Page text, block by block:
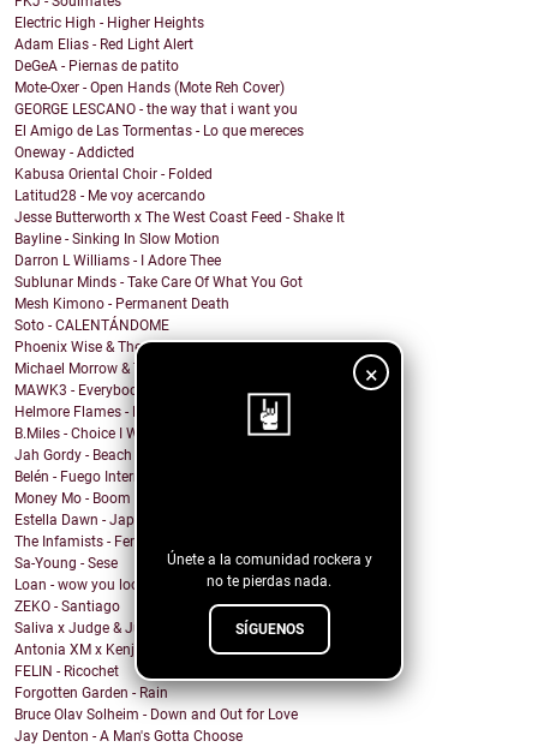
×
Únete a la comunidad rockera y
no te pierdas nada.
SÍGUENOS
Electric High - Higher Heights
Adam Elias - Red Light Alert
DeGeA - Piernas de patito
Mote-Oxer - Open Hands (Mote Reh Cover)
GEORGE LESCANO - the way that i want you
El Amigo de Las Tormentas - Lo que mereces
Oneway - Addicted
Kabusa Oriental Choir - Folded
Latitud28 - Me voy acercando
Jesse Butterworth x The West Coast Feed - Shake It
Bayline - Sinking In Slow Motion
Darron L Williams - I Adore Thee
Sublunar Minds - Take Care Of What You Got
Mesh Kimono - Permanent Death
Soto - CALENTÁNDOME
Phoenix Wise & The Resistance - There's No Kings
Michael Morrow & The Culprits - La Cruda
MAWK3 - Everybody Wants To Be You
Helmore Flames - Moonjoy
B.Miles - Choice I Would Choose
Jah Gordy - Beach Front Condo
Belén - Fuego Interno
Money Mo - Boom Boom
Estella Dawn - Japanese Boots
The Infamists - Feral Noises and Amphetamines
Sa-Young - Sese
Loan - wow you look undiagnosed
ZEKO - Santiago
Saliva x Judge & Jury - Sadistic Love
Antonia XM x Kenji Araki - Breakfree
FELIN - Ricochet
Forgotten Garden - Rain
Bruce Olav Solheim - Down and Out for Love
Jay Denton - A Man's Gotta Choose